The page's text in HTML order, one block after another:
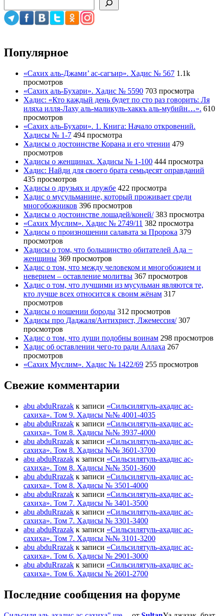
Популярное
«Сахих аль-Джами’ ас-сагъир». Хадис № 567 1.1k
просмотров
«Сахих аль-Бухари». Хадис № 5590 703 просмотра
Хадис: «Кто каждый день будет по сто раз говорить: Ля
иляха илля-Лаху аль-маликуль-хаккъ аль-мубийн…». 610
просмотров
«Сахих аль-Бухари». 1. Книга: Начало откровений.
Хадисы № 1-7 494 просмотра
Хадисы о достоинстве Корана и его чтении 479
просмотров
Хадисы о женщинах. Хадисы № 1-100 444 просмотра
Хадис: Найди для своего брата семьдесят оправданий
435 просмотров
Хадисы о друзьях и дружбе 422 просмотра
Хадис о мусульманине, который проживает среди
многобожников 396 просмотров
Хадисы о достоинстве лошадей/коней/ 383 просмотра
«Сахих Муслим». Хадис № 2749/11 382 просмотра
Хадисы о произношении салавата за Пророка 379
просмотров
Хадисы о том, что большинство обитателей Ада −
женщины 369 просмотров
Хадис о том, что между человеком и многобожием и
неверием – оставление молитвы 367 просмотров
Хадис о том, что лучшими из мусульман являются те,
кто лучше всех относится к своим жёнам 317
просмотров
Хадисы о ношении бороды 312 просмотров
Хадисы про Даджаля/Антихрист, Лжемессия/ 307
просмотров
Хадис о том, что души подобны воинам 298 просмотров
Хадис об оставлении чего-то ради Аллаха 267
просмотров
«Сахих Муслим». Хадис № 1422/69 255 просмотров
Свежие комментарии
abu abduRrazak к записи «Сильсилятуль-ахадис ас-
сахиха». Том 9. Хадисы №№ 4001-4035
abu abduRrazak к записи «Сильсилятуль-ахадис ас-
сахиха». Том 8. Хадисы №№ 3937-4000
abu abduRrazak к записи «Сильсилятуль-ахадис ас-
сахиха». Том 8. Хадисы №№ 3601-3700
abu abduRrazak к записи «Сильсилятуль-ахадис ас-
сахиха». Том 8. Хадисы №№ 3501-3600
abu abduRrazak к записи «Сильсилятуль-ахадис ас-
сахиха». Том 8. Хадисы № 3501-4000
abu abduRrazak к записи «Сильсилятуль-ахадис ас-
сахиха». Том 7. Хадисы № 3401-3500
abu abduRrazak к записи «Сильсилятуль-ахадис ас-
сахиха». Том 7. Хадисы № 3301-3400
abu abduRrazak к записи «Сильсилятуль-ахадис ас-
сахиха». Том 7. Хадисы №№ 3101-3200
abu abduRrazak к записи «Сильсилятуль-ахадис ас-
сахиха». Том 6. Хадисы № 2901-3000
abu abduRrazak к записи «Сильсилятуль-ахадис ас-
сахиха». Том 6. Хадисы № 2601-2700
Последние сообщения на форуме